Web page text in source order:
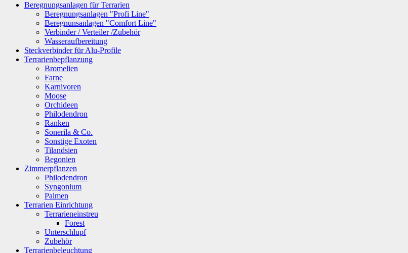
Beregnungsanlagen für Terrarien
Beregnungsanlagen "Profi Line"
Beregnunsanlagen "Comfort Line"
Verbinder / Verteiler /Zubehör
Wasseraufbereitung
Steckverbinder für Alu-Profile
Terrarienbepflanzung
Bromelien
Farne
Karnivoren
Moose
Orchideen
Philodendron
Ranken
Sonerila & Co.
Sonstige Exoten
Tilandsien
Begonien
Zimmerpflanzen
Philodendron
Syngonium
Palmen
Terrarien Einrichtung
Terrarieneinstreu
Forest
Unterschlupf
Zubehör
Terrarienbeleuchtung